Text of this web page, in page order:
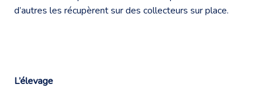
d’autres les récupèrent sur des collecteurs sur place.
L’élevage